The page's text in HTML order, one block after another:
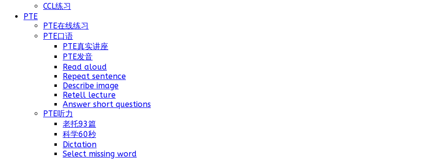
CCL练习
PTE
PTE在线练习
PTE口语
PTE真实讲座
PTE发音
Read aloud
Repeat sentence
Describe image
Retell lecture
Answer short questions
PTE听力
老托93篇
科学60秒
Dictation
Select missing word